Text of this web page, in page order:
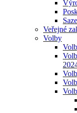
Veřejné
Volby